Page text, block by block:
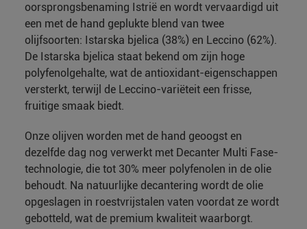
oorsprongsbenaming Istrië en wordt vervaardigd uit
een met de hand geplukte blend van twee
olijfsoorten: Istarska bjelica (38%) en Leccino (62%).
De Istarska bjelica staat bekend om zijn hoge
polyfenolgehalte, wat de antioxidant-eigenschappen
versterkt, terwijl de Leccino-variëteit een frisse,
fruitige smaak biedt.
Onze olijven worden met de hand geoogst en
dezelfde dag nog verwerkt met Decanter Multi Fase-
technologie, die tot 30% meer polyfenolen in de olie
behoudt. Na natuurlijke decantering wordt de olie
opgeslagen in roestvrijstalen vaten voordat ze wordt
gebotteld, wat de premium kwaliteit waarborgt.